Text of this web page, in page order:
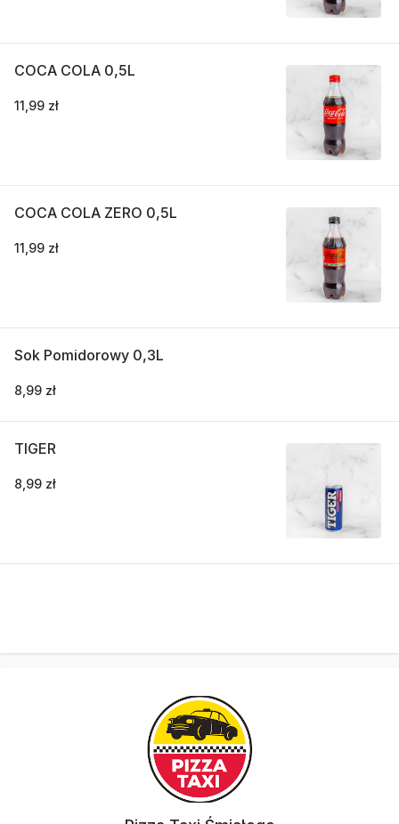
COCA COLA 0,5L
11,99 zł
COCA COLA ZERO 0,5L
11,99 zł
Sok Pomidorowy 0,3L
8,99 zł
TIGER
8,99 zł